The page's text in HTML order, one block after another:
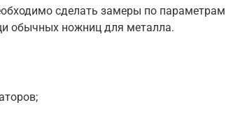
сделать замеры по параметрам
обычных ножниц для металла.